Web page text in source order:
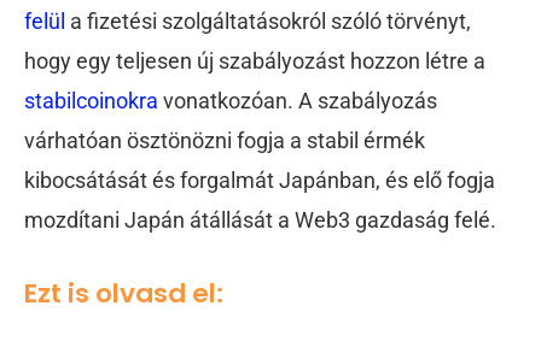
felül a fizetési szolgáltatásokról szóló törvényt,
hogy egy teljesen új szabályozást hozzon létre a
stabilcoinokra vonatkozóan. A szabályozás
várhatóan ösztönözni fogja a stabil érmék
kibocsátását és forgalmát Japánban, és elő fogja
mozdítani Japán átállását a Web3 gazdaság felé.
Ezt is olvasd el: